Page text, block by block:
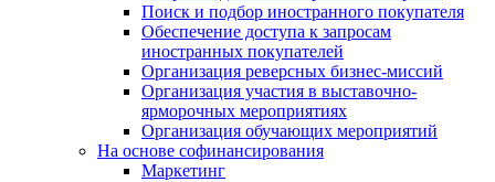
Поиск и подбор иностранного покупателя
Обеспечение доступа к запросам
иностранных покупателей
Организация реверсных бизнес-миссий
Организация участия в выставочно-
ярморочных мероприятиях
Организация обучающих мероприятий
На основе софинансирования
Маркетинг